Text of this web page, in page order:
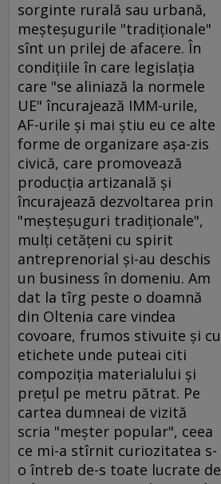
sorginte rurală sau urbană,
meşteşugurile "tradiţionale"
sînt un prilej de afacere. În
condiţiile în care legislaţia
care "se aliniază la normele
UE" încurajează IMM-urile,
AF-urile şi mai ştiu eu ce alte
forme de organizare aşa-zis
civică, care promovează
producţia artizanală şi
încurajează dezvoltarea prin
"meşteşuguri tradiţionale",
mulţi cetăţeni cu spirit
antreprenorial şi-au deschis
un business în domeniu. Am
dat la tîrg peste o doamnă
din Oltenia care vindea
covoare, frumos stivuite şi cu
etichete unde puteai citi
compoziţia materialului şi
preţul pe metru pătrat. Pe
cartea dumneai de vizită
scria "meşter popular", ceea
ce mi-a stîrnit curiozitatea s-
o întreb de-s toate lucrate de